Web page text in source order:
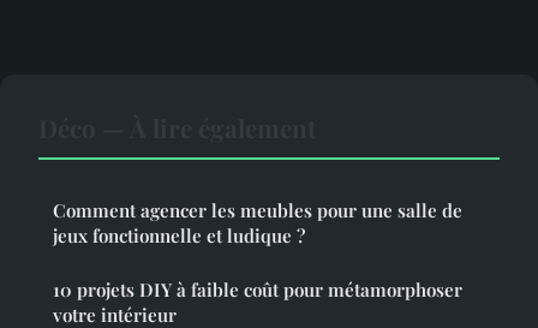
Comment agencer les meubles pour une salle de
jeux fonctionnelle et ludique ?
10 projets DIY à faible coût pour métamorphoser
votre intérieur